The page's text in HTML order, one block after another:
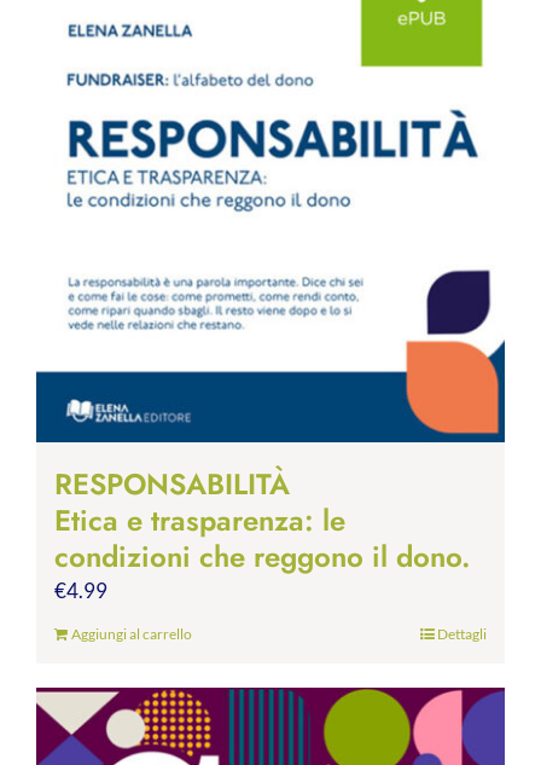
RESPONSABILITÀ
Etica e trasparenza: le
condizioni che reggono il dono.
€4.99
Aggiungi al carrello Dettagli